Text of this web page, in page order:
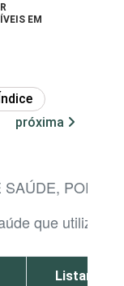
EM
próxima
POR
que
Listar